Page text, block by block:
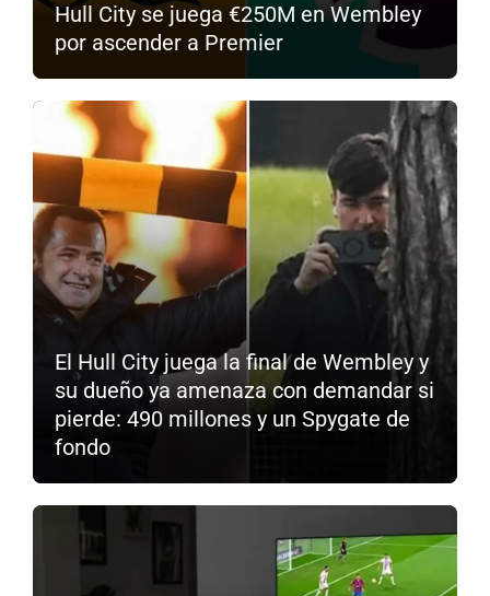
Hull City se juega €250M en Wembley
por ascender a Premier
El Hull City juega la final de Wembley y
su dueño ya amenaza con demandar si
pierde: 490 millones y un Spygate de
fondo